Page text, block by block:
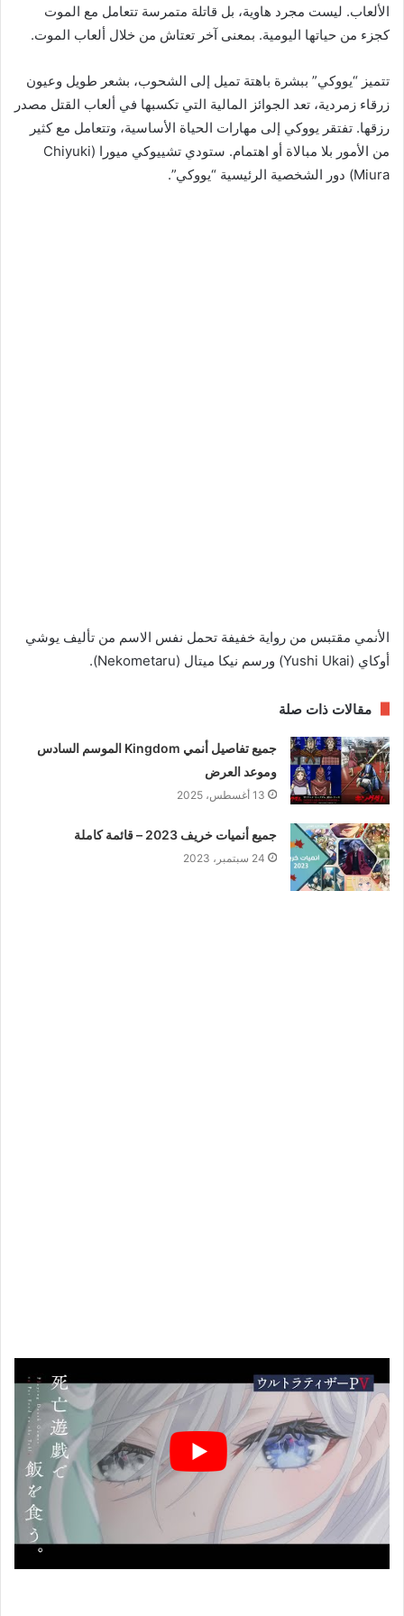
الألعاب. ليست مجرد هاوية، بل قاتلة متمرسة تتعامل مع الموت
كجزء من حياتها اليومية. بمعنى آخر تعتاش من خلال ألعاب الموت.
تتميز “يووكي” ببشرة باهتة تميل إلى الشحوب، بشعر طويل وعيون
زرقاء زمردية، تعد الجوائز المالية التي تكسبها في ألعاب القتل مصدر
رزقها. تفتقر يووكي إلى مهارات الحياة الأساسية، وتتعامل مع كثير
من الأمور بلا مبالاة أو اهتمام. ستودي تشييوكي ميورا (Chiyuki
Miura) دور الشخصية الرئيسية “يووكي”.
الأنمي مقتبس من رواية خفيفة تحمل نفس الاسم من تأليف يوشي
أوكاي (Yushi Ukai) ورسم نيكا ميتال (Nekometaru).
مقالات ذات صلة
جميع تفاصيل أنمي Kingdom الموسم السادس
وموعد العرض
13 أغسطس، 2025
جميع أنميات خريف 2023 – قائمة كاملة
24 سبتمبر، 2023